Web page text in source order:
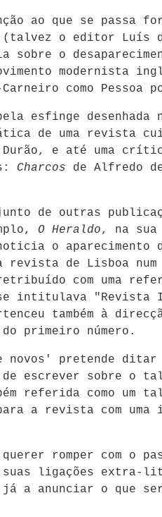
ao que se passa
(talvez o editor Luís
sobre o
modernista
como Pessoa
esfinge desenhada
de uma revista
Durão, e até uma
Charcos de Alfredo
de outras
O Heraldo, na
o aparecimento do
de Lisboa
com uma
se intitulava
também à
primeiro número.
pretende
escrever sobre o
referida como um
a revista com uma
romper com o
ligações extra-
a anunciar o que